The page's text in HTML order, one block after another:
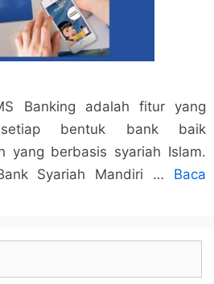
Banking adalah fitur yang
bentuk bank baik
yang berbasis syariah Islam.
Syariah Mandiri … Baca